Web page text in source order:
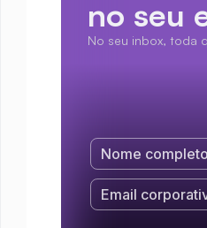
no seu
No seu inbox, toda